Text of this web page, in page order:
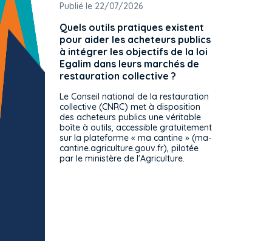
Publié le 22/07/2026
Quels outils pratiques existent
pour aider les acheteurs publics
à intégrer les objectifs de la loi
Egalim dans leurs marchés de
restauration collective ?
Le Conseil national de la restauration
collective (CNRC) met à disposition
des acheteurs publics une véritable
boîte à outils, accessible gratuitement
sur la plateforme « ma cantine » (ma-
cantine.agriculture.gouv.fr), pilotée
par le ministère de l'Agriculture.